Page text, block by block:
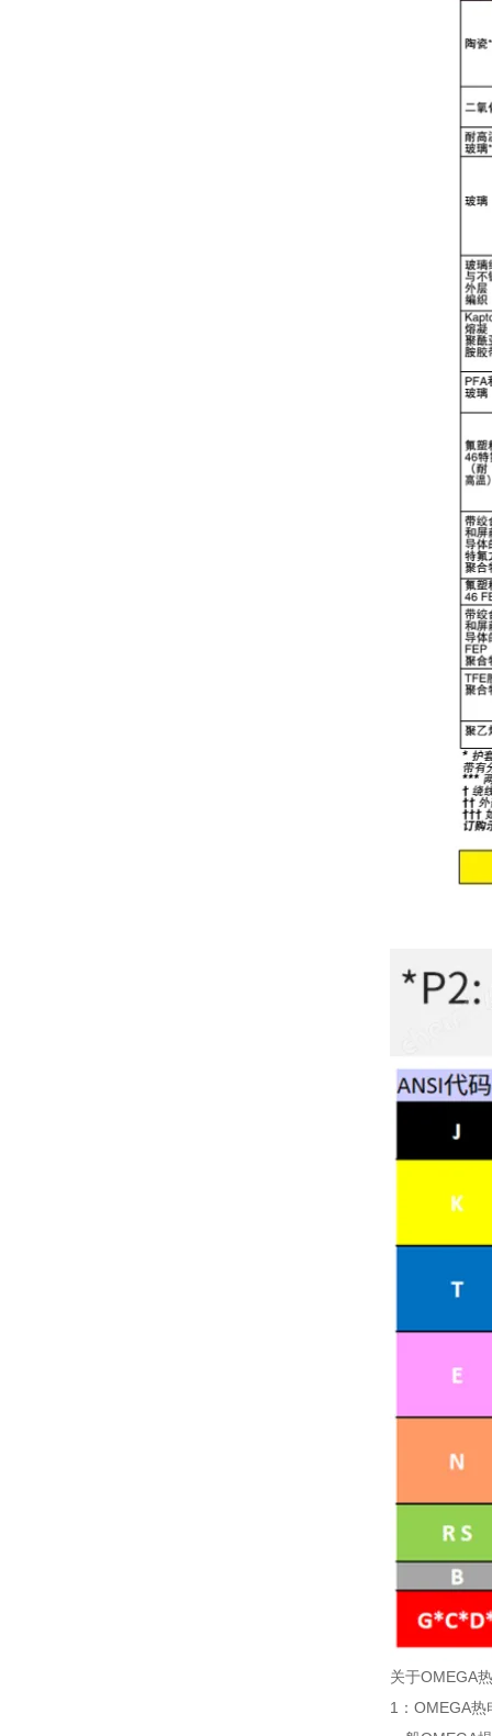
关于OMEGA
1：OMEGA热